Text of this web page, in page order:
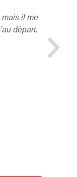
mais il me
départ.